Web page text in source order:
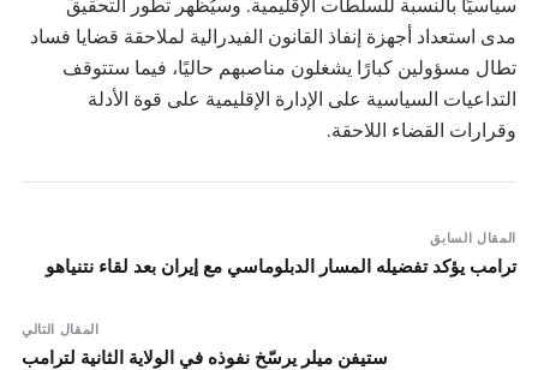
مدى استعداد أجهزة إنفاذ القانون الفيدرالية لملاحقة قضايا فساد
تطال مسؤولين كبارًا يشغلون مناصبهم حاليًا، فيما ستتوقف
التداعيات السياسية على الإدارة الإقليمية على قوة الأدلة
وقرارات القضاء اللاحقة.
المقال السابق
ترامب يؤكد تفضيله المسار الدبلوماسي مع إيران بعد لقاء نتنياهو
المقال التالي
ستيفن ميلر يرسّخ نفوذه في الولاية الثانية لترامب